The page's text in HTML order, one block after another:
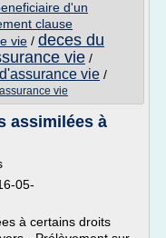
d'un
clause
vie / deces du
vie /
vie /
vie
assimilées à
05-
à certains droits